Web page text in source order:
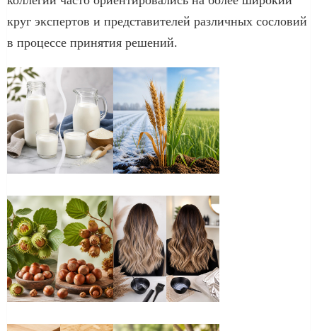
круг экспертов и представителей различных сословий
в процессе принятия решений.